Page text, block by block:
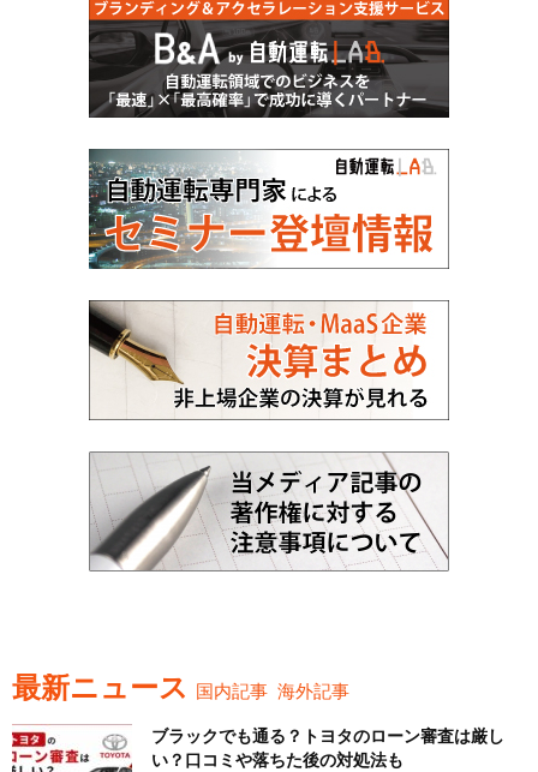
最新ニュース 国内記事 海外記事
ブラックでも通る？トヨタのローン審査は厳し
い？口コミや落ちた後の対処法も